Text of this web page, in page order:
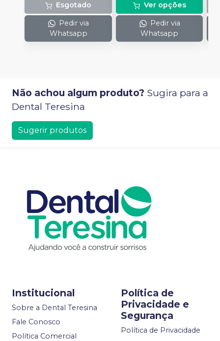
Esgotado
Pedir via
Whatsapp
Ver opções
Pedir via
Whatsapp
Não achou algum produto? Sugira para a
Dental Teresina
Sugerir produtos
Institucional
Sobre a Dental Teresina
Fale Conosco
Política Comercial
Política de
Privacidade e
Segurança
Política de Privacidade